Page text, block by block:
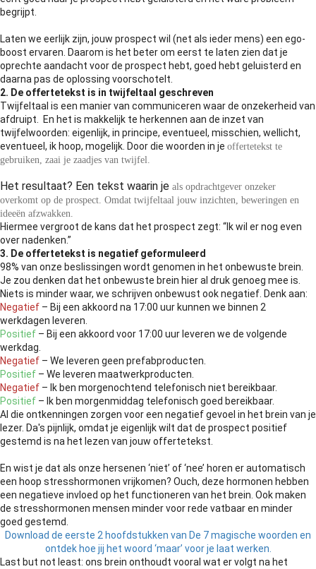
begrijpt.
Laten we eerlijk zijn, jouw prospect wil (net als ieder mens) een ego-
boost ervaren. Daarom is het beter om eerst te laten zien dat je
oprechte aandacht voor de prospect hebt, goed hebt geluisterd en
daarna pas de oplossing voorschotelt.
2. De offertetekst is in twijfeltaal geschreven
Twijfeltaal is een manier van communiceren waar de onzekerheid van
afdruipt. En het is makkelijk te herkennen aan de inzet van
twijfelwoorden: eigenlijk, in principe, eventueel, misschien, wellicht,
eventueel, ik hoop, mogelijk. Door die woorden in je offertetekst te
gebruiken, zaai je zaadjes van twijfel.
Het resultaat? Een tekst waarin je als opdrachtgever onzeker
overkomt op de prospect. Omdat twijfeltaal jouw inzichten, beweringen en
ideeën afzwakken.
Hiermee vergroot de kans dat het prospect zegt: “Ik wil er nog even
over nadenken.”
3. De offertetekst is negatief geformuleerd
98% van onze beslissingen wordt genomen in het onbewuste brein.
Je zou denken dat het onbewuste brein hier al druk genoeg mee is.
Niets is minder waar, we schrijven onbewust ook negatief. Denk aan:
Negatief – Bij een akkoord na 17:00 uur kunnen we binnen 2
werkdagen leveren.
Positief – Bij een akkoord voor 17:00 uur leveren we de volgende
werkdag.
Negatief – We leveren geen prefabproducten.
Positief – We leveren maatwerkproducten.
Negatief – Ik ben morgenochtend telefonisch niet bereikbaar.
Positief – Ik ben morgenmiddag telefonisch goed bereikbaar.
Al die ontkenningen zorgen voor een negatief gevoel in het brein van je
lezer. Da's pijnlijk, omdat je eigenlijk wilt dat de prospect positief
gestemd is na het lezen van jouw offertetekst.
En wist je dat als onze hersenen ‘niet’ of ‘nee’ horen er automatisch
een hoop stresshormonen vrijkomen? Ouch, deze hormonen hebben
een negatieve invloed op het functioneren van het brein. Ook maken
de stresshormonen mensen minder voor rede vatbaar en minder
goed gestemd.
Download de eerste 2 hoofdstukken van De 7 magische woorden en
ontdek hoe jij het woord ‘maar’ voor je laat werken.
Last but not least: ons brein onthoudt vooral wat er volgt na het